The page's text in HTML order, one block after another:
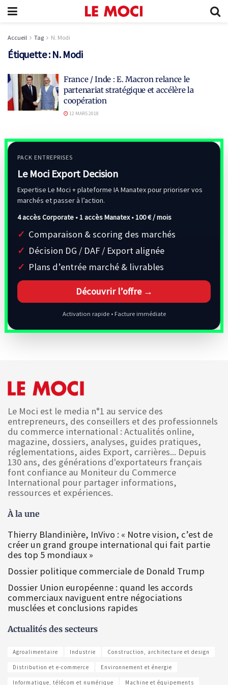
Accueil Tag N. Modi
Étiquette : N. Modi
France / Inde : E. Macron relance le
partenariat stratégique et accélère la
coopération
12 MARS 2018
PACK ENTREPRISES
Le Moci Export Decision
Expertise Le Moci + plateforme IA Manatex pour prioriser vos
marchés et passer à l’action.
4 accès Corporate • 1 accès Manatex •100 € / mois
Comparaison & scoring des marchés
Décision DG / DAF / Export alignée
Plans d’entrée marché & livrables
Découvrir l’offre →
Activation rapide • Facture immédiate
Le Moci est le media n°1 au service des
entrepreneurs, des conseillers et des professionnels
du commerce international : Actualités online,
magazine, dossiers, analyses, guides pratiques,
réglementations, aides Export, carrières... Depuis
130 ans, des générations d'exportateurs français
font confiance au Moniteur du Commerce
International pour partager informations,
ressources et expériences.
À la une
Thierry Blandinière, InVivo : « Notre vision, c’est de
créer un grand groupe international qui fait partie
des top 5 mondiaux »
Dossier politique commerciale de Donald Trump
Dossier Union européenne : quand les accords
commerciaux naviguent entre négociations
musclées et conclusions rapides
Actualités des secteurs
Agroalimentaire Industrie Construction, architecture et design
Distribution et e-commerce Environnement et énergie
Informatique, télécom et numérique Machine et équipements